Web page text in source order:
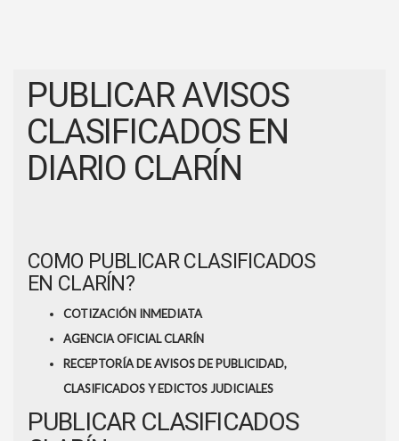
PUBLICAR AVISOS
CLASIFICADOS EN
DIARIO CLARÍN
COMO PUBLICAR CLASIFICADOS
EN CLARÍN?
COTIZACIÓN INMEDIATA
AGENCIA OFICIAL CLARÍN
RECEPTORÍA DE AVISOS DE PUBLICIDAD,
CLASIFICADOS Y EDICTOS JUDICIALES
PUBLICAR CLASIFICADOS